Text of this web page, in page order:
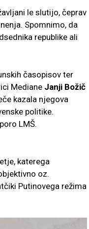
le slutijo, čeprav
Spomnimo, da
republike ali
časopisov ter
Mediane Janji Božič
kazala njegova
politike.
LMŠ.
katerega
oz.
Putinovega režima